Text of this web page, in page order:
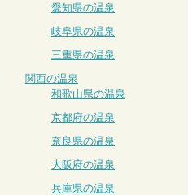
愛知県の温泉
岐阜県の温泉
三重県の温泉
関西の温泉
和歌山県の温泉
京都府の温泉
奈良県の温泉
大阪府の温泉
兵庫県の温泉